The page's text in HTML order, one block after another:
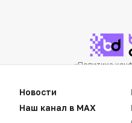
«Политика
Новости
Наш канал в MAX